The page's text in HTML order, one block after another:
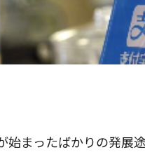
まったばかりの発展